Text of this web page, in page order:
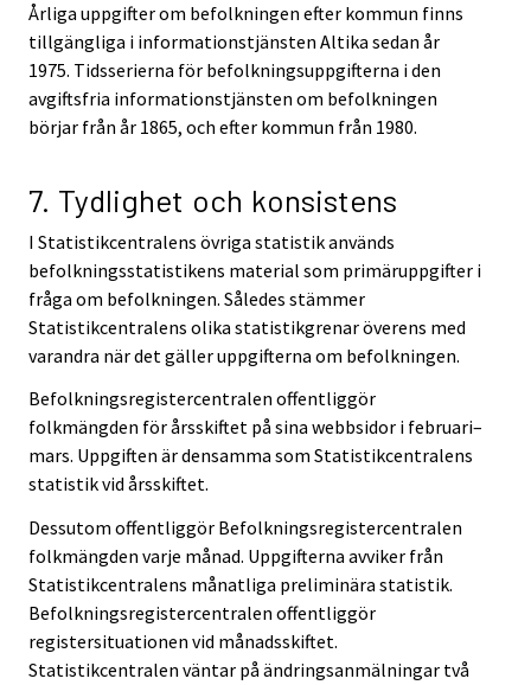
Årliga uppgifter om befolkningen efter kommun finns
tillgängliga i informationstjänsten Altika sedan år
1975. Tidsserierna för befolkningsuppgifterna i den
avgiftsfria informationstjänsten om befolkningen
börjar från år 1865, och efter kommun från 1980.
7. Tydlighet och konsistens
I Statistikcentralens övriga statistik används
befolkningsstatistikens material som primäruppgifter i
fråga om befolkningen. Således stämmer
Statistikcentralens olika statistikgrenar överens med
varandra när det gäller uppgifterna om befolkningen.
Befolkningsregistercentralen offentliggör
folkmängden för årsskiftet på sina webbsidor i februari–
mars. Uppgiften är densamma som Statistikcentralens
statistik vid årsskiftet.
Dessutom offentliggör Befolkningsregistercentralen
folkmängden varje månad. Uppgifterna avviker från
Statistikcentralens månatliga preliminära statistik.
Befolkningsregistercentralen offentliggör
registersituationen vid månadsskiftet.
Statistikcentralen väntar på ändringsanmälningar två